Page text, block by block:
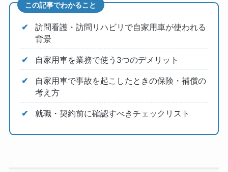
この記事でわかること
訪問看護・訪問リハビリで自家用車が使われる
背景
自家用車を業務で使う3つのデメリット
自家用車で事故を起こしたときの保険・補償の
考え方
就職・契約前に確認すべきチェックリスト